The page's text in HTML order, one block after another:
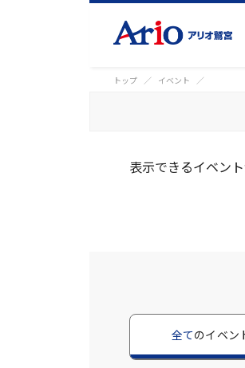
トップ イベント
表示できるイベン
全てのイベン